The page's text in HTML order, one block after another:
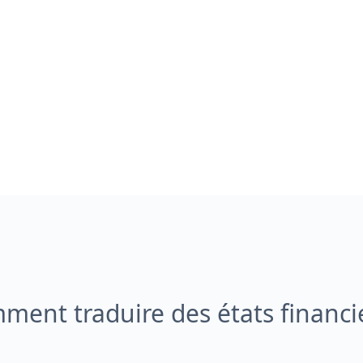
traduire des états